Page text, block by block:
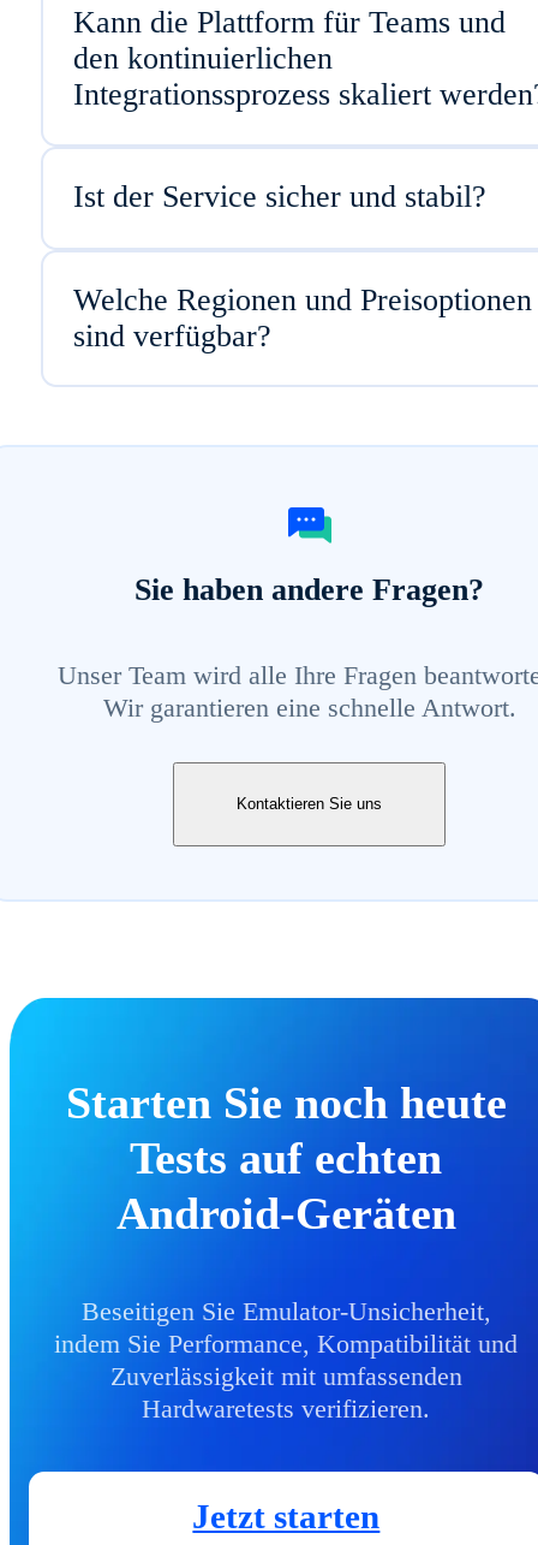
Kann die Plattform für Teams und
den kontinuierlichen
Integrationssprozess skaliert
Ist der Service sicher und stabil?
Welche Regionen und Preisoptionen
sind verfügbar?
Sie haben andere Fragen?
Unser Team wird alle Ihre Fragen
Wir garantieren eine schnelle Antwort.
Kontaktieren Sie uns
Starten Sie noch heute
Tests auf echten
Android-Geräten
Beseitigen Sie Emulator-Unsicherheit,
indem Sie Performance, Kompatibilität und
Zuverlässigkeit mit umfassenden
Hardwaretests verifizieren.
Jetzt starten